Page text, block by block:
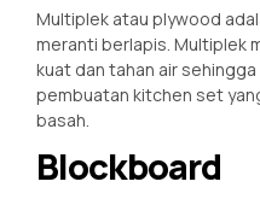
Multiplek atau plywood
meranti berlapis. Multiplek
kuat dan tahan air
pembuatan kitchen set
basah.
Blockboard